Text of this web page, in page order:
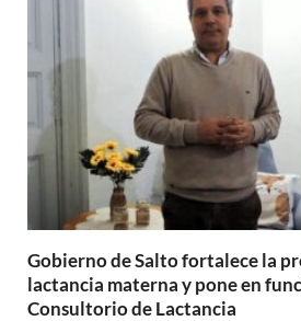
Gobierno de Salto fortalece la
lactancia materna y pone en
Consultorio de Lactancia